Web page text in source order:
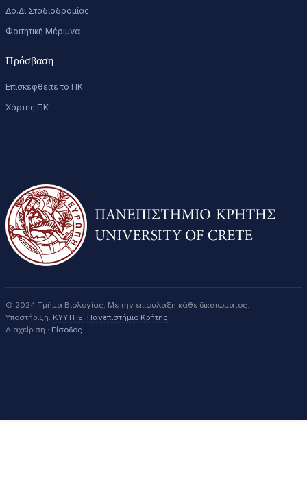
© 2024 Τμήμα Βιολογίας. Με την επιφύλαξη κάθε δικαιώματος.
Υποστήριξη: ΚΥΥΤΠΕ, Πανεπιστήμιο Κρήτης
Διαχείριση : Είσοδος
Δο.Δι.Σταδιοδρομίας
Φοιτητική Μέριμνα
Πρόσβαση
Επισκεφθείτε το ΠΚ
Χάρτες ΠΚ